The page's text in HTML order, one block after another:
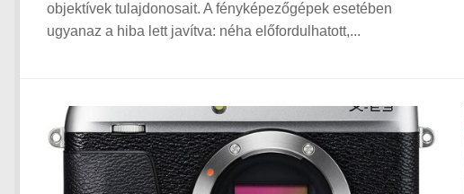
objektívek tulajdonosait. A fényképezőgépek esetében
ugyanaz a hiba lett javítva: néha előfordulhatott,...